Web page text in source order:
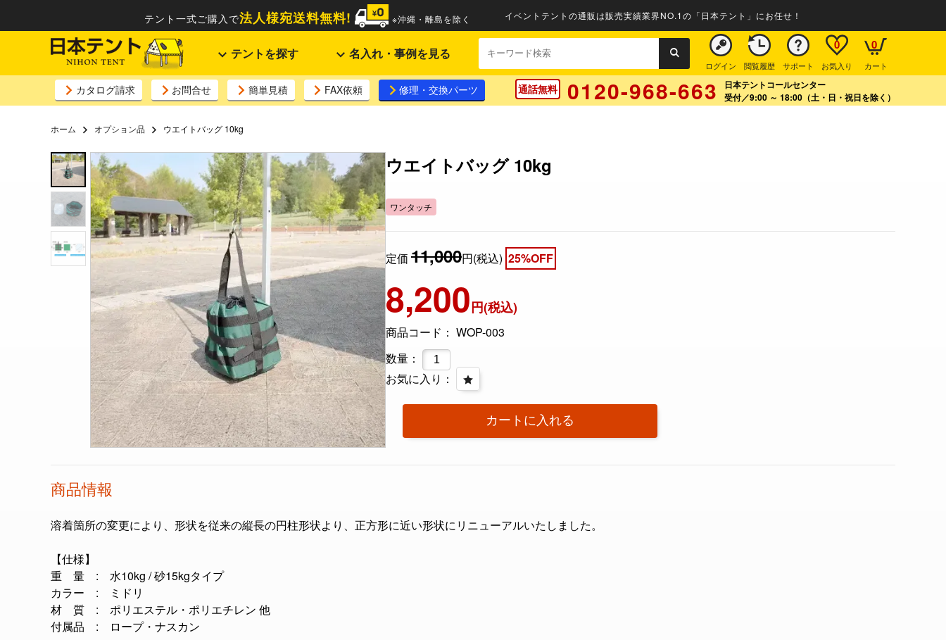
イベントテントの通販は販売実績業界NO.1の「日本テント」にお任せ！
テント一式ご購入で法人様宛送料無料! ※沖縄・離島を除く
テントを探す 名入れ・事例を見る
ログイン 閲覧履歴 サポート お気入り
0
カート
0
カタログ請求 お問合せ 簡単見積 FAX依頼 修理・交換パーツ 通話無料 0120-968-663
日本テントコールセンター
受付／9:00 ～ 18:00（土・日・祝日を除く）
ホーム オプション品 ウエイトバッグ 10kg
ウエイトバッグ 10kg
ワンタッチ
定価 11,000円(税込) 25%OFF
8,200円(税込)
商品コード： WOP-003
数量：
お気に入り：
カートに入れる
商品情報
溶着箇所の変更により、形状を従来の縦長の円柱形状より、正方形に近い形状にリニューアルいたしました。
【仕様】
重 量 : 水10kg / 砂15kgタイプ
カラー : ミドリ
材 質 : ポリエステル・ポリエチレン 他
付属品 : ロープ・ナスカン